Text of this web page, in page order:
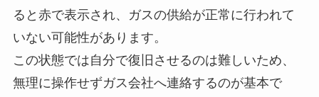
ると赤で表示され、ガスの供給が正常に行われて
いない可能性があります。
この状態では自分で復旧させるのは難しいため、
無理に操作せずガス会社へ連絡するのが基本で